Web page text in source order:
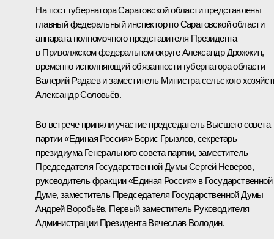
На пост губернатора Саратовской области представлены
главный федеральный инспектор по Саратовской области
аппарата полномочного представителя Президента
в Приволжском федеральном округе Александр Дрожжин,
временно исполняющий обязанности губернатора области
Валерий Радаев и заместитель Министра сельского
Александр Соловьёв.
Во встрече приняли участие председатель Высшего совета
партии «Единая Россия» Борис Грызлов, секретарь
президиума Генерального совета партии, заместитель
Председателя Государственной Думы Сергей Неверов,
руководитель фракции «Единая Россия» в Государственной
Думе, заместитель Председателя Государственной Думы
Андрей Воробьёв, Первый заместитель Руководителя
Администрации ПрезидентаВячеслав Володин.